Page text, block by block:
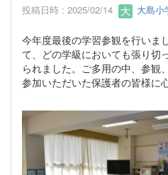
投稿日時 : 2025/02/14 大島小
今年度最後の学習参観を行いま
て、どの学級においても張り切
られました。ご多用の中、参観
参加いただいた保護者の皆様に